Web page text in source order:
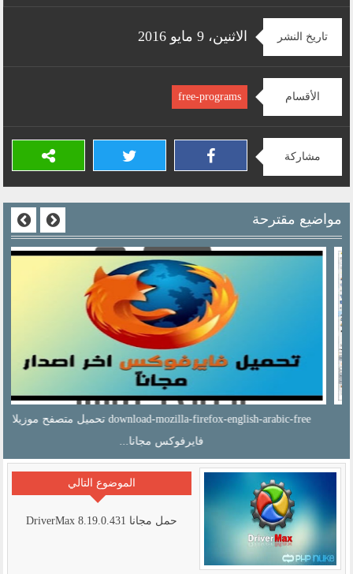
تاريخ النشر الاثنين، 9 مايو 2016
الأقسام free-programs
مشاركة
مواضيع مقترحة
download-mozilla-firefox-english-arabic-free تحميل متصفح موزيلا
فايرفوكس مجانا...
الموضوع التالي
حمل مجانا DriverMax 8.19.0.431